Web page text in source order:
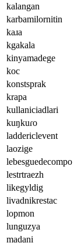
kalangan
karbamilornitin
kaɹa
kgakala
kinyamadege
koc
konstsprak
krapa
kullaniciadlari
kuŋkuɾo
laddericlevent
laozige
lebesguedecompo
lestrtraezh
likegyldig
livadnikrestac
lopmon
lunguzya
madani